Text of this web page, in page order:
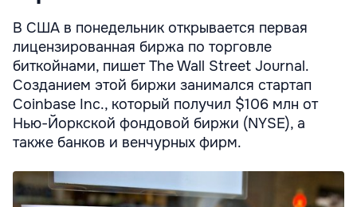
В США в понедельник открывается первая
лицензированная биржа по торговле
биткойнами, пишет The Wall Street Journal.
Созданием этой биржи занимался стартап
Coinbase Inc., который получил $106 млн от
Нью-Йоркской фондовой биржи (NYSE), а
также банков и венчурных фирм.